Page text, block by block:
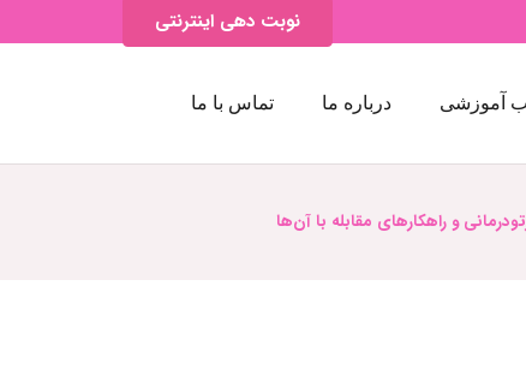
نوبت دهی اینترنتی
آموزشی درباره ما تماس با ما
و راهکارهای مقابله با آن‌ها